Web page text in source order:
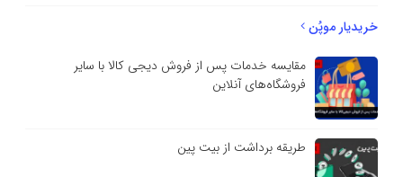
خریدیار موپُن
مقایسه خدمات پس از فروش دیجی کالا با سایر
فروشگاه‌های آنلاین
طریقه برداشت از بیت پین